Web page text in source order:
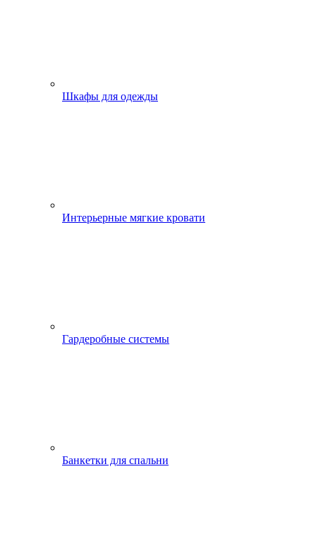
Шкафы для одежды
Интерьерные мягкие кровати
Гардеробные системы
Банкетки для спальни